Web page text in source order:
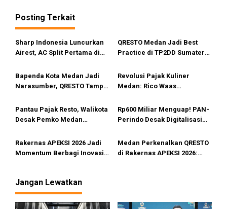
s
i
p
s
Posting Terkait
Sharp Indonesia Luncurkan
Airest, AC Split Pertama di
QRESTO Medan Jadi Best
Practice di TP2DD Sumatera,
Bapenda Kota Medan Jadi
Narasumber, QRESTO Tampil
Capacity Building TP2DD
Regional Sumatera 2026 di
Revolusi Pajak Kuliner
Medan: Rico Waas
lewat QRESTO
Pantau Pajak Resto, Walikota
Desak Pemko Medan
Rp600 Miliar Menguap! PAN-
Perindo Desak Digitalisasi
Tetap Disahkan
Rakernas APEKSI 2026 Jadi
Momentum Berbagi Inovasi,
Medan
Medan Perkenalkan QRESTO
di Rakernas APEKSI 2026:
Jangan Lewatkan